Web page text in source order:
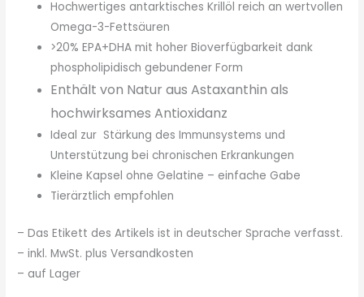
Hochwertiges antarktisches Krillöl reich an wertvollen
Omega-3-Fettsäuren
>20% EPA+DHA mit hoher Bioverfügbarkeit dank
phospholipidisch gebundener Form
Enthält von Natur aus Astaxanthin als
hochwirksames Antioxidanz
Ideal zur Stärkung des Immunsystems und
Unterstützung bei chronischen Erkrankungen
Kleine Kapsel ohne Gelatine – einfache Gabe
Tierärztlich empfohlen
– Das Etikett des Artikels ist in deutscher Sprache verfasst.
– inkl. MwSt. plus Versandkosten
– auf Lager